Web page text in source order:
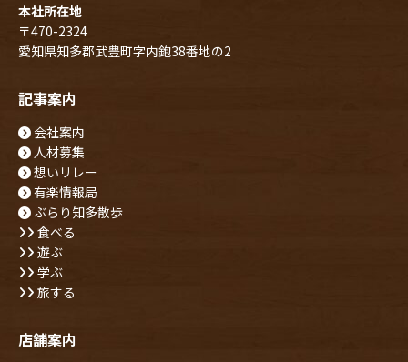
本社所在地
〒470-2324
愛知県知多郡武豊町字内鉋38番地の2
記事案内
会社案内
人材募集
想いリレー
有楽情報局
ぶらり知多散歩
食べる
遊ぶ
学ぶ
旅する
店舗案内